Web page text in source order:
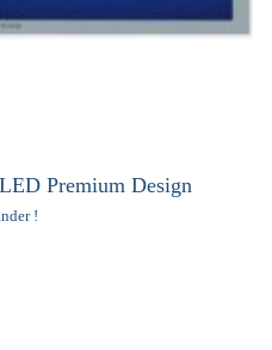
Premium Design
!